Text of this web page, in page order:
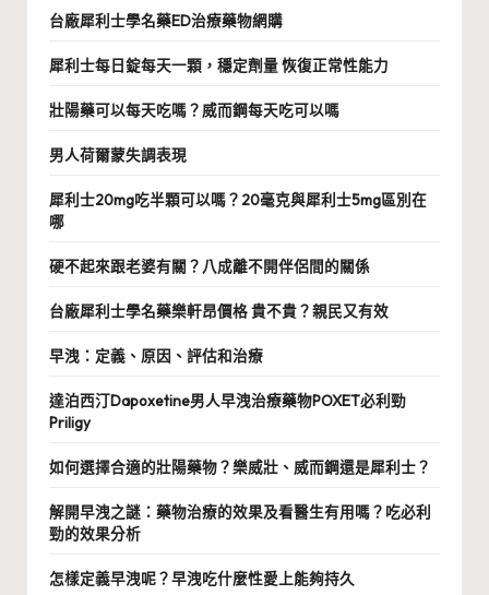
台廠犀利士學名藥ED治療藥物網購
犀利士每日錠每天一顆，穩定劑量 恢復正常性能力
壯陽藥可以每天吃嗎？威而鋼每天吃可以嗎
男人荷爾蒙失調表現
犀利士20mg吃半顆可以嗎？20毫克與犀利士5mg區別在
哪
硬不起來跟老婆有關？八成離不開伴侶間的關係
台廠犀利士學名藥樂軒昂價格 貴不貴？親民又有效
早洩：定義、原因、評估和治療
達泊西汀Dapoxetine男人早洩治療藥物POXET必利勁
Priligy
如何選擇合適的壯陽藥物？樂威壯、威而鋼還是犀利士？
解開早洩之謎：藥物治療的效果及看醫生有用嗎？吃必利
勁的效果分析
怎樣定義早洩呢？早洩吃什麼性愛上能夠持久